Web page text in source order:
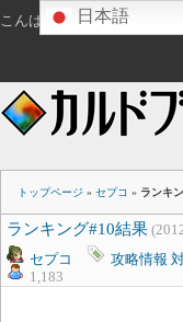
こんばんは ゲスト さん
トップページ » セプコ » ランキ
ランキング#10結果
セプコ
攻略情報
1,183
日本語